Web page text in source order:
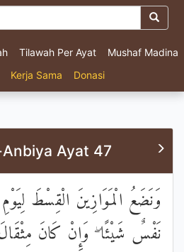
Tilawah Per Ayat
Mushaf Madina
Kerja Sama Donasi
Ayat 47
وَنَضَعُ الْمَوَازِينَ الْقِسْطَ
نَفْسٌ شَيْئًا ۖ وَإِنْ كَانَ